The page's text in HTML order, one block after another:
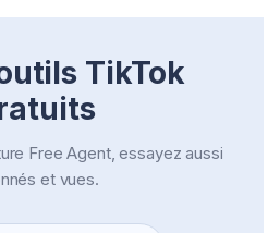
TikTok
Free Agent, essayez aussi
et vues.